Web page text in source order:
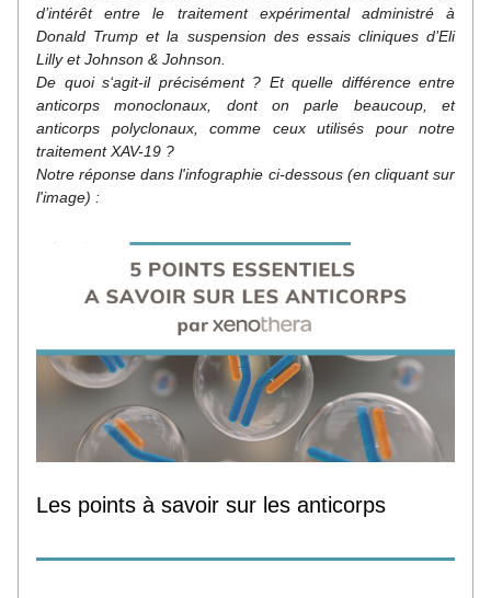
d’intérêt entre le traitement expérimental administré à
Donald Trump et la suspension des essais cliniques d’Eli
Lilly et Johnson & Johnson.
De quoi s‘agit-il précisément ? Et quelle différence entre
anticorps monoclonaux, dont on parle beaucoup, et
anticorps polyclonaux, comme ceux utilisés pour notre
traitement XAV-19 ?
Notre réponse dans l'infographie ci-dessous (en cliquant sur
l'image) :
Les points à savoir sur les anticorps